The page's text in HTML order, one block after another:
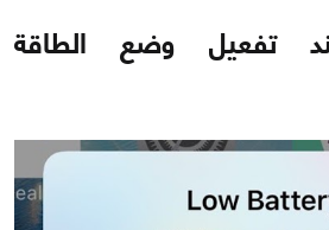
تفعيل وضع الطاقة